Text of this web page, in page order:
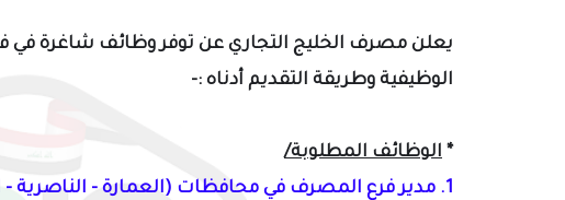
يعلن مصرف الخليج التجاري عن توفر وظائف شاغرة في
الوظيفية وطريقة التقديم أدناه :-
* الوظائف المطلوبة/
1. مدير فرع
المصرف في محافظات (العمارة - الناصرية